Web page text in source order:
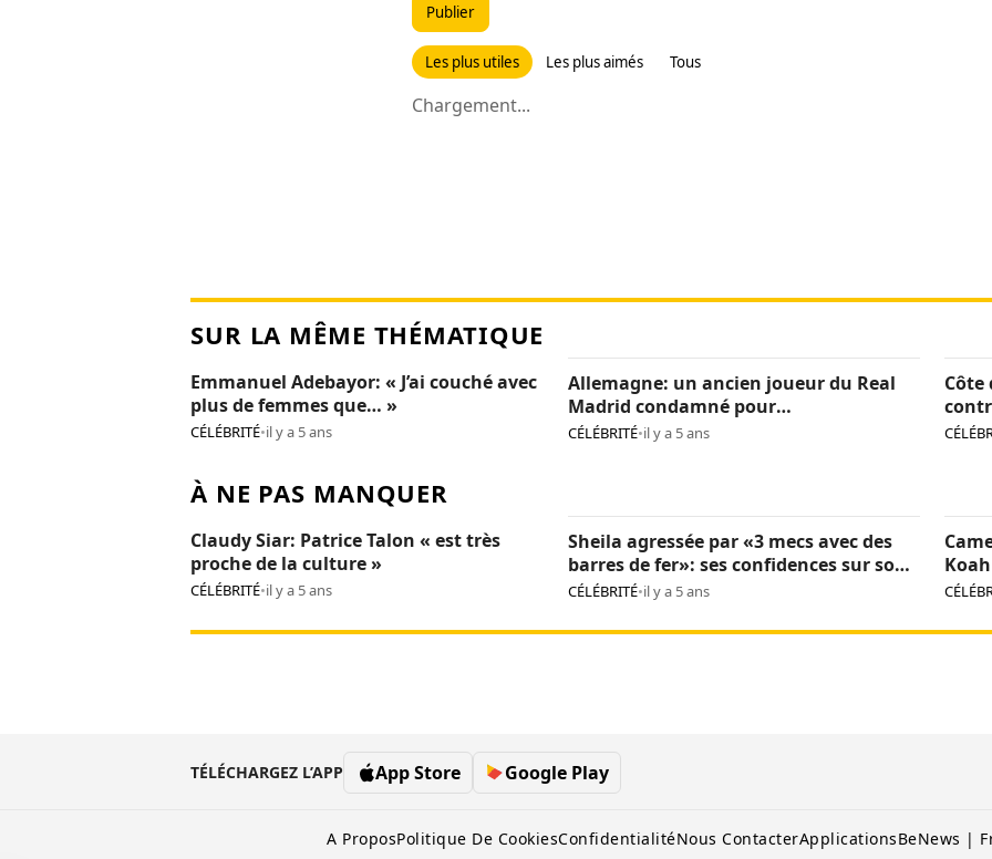
Publier
Les plus utiles Les plus aimés Tous
Chargement...
SUR LA MÊME THÉMATIQUE
Emmanuel Adebayor: « J’ai couché avec
plus de femmes que… »
CÉLÉBRITÉ•il y a 5 ans
Allemagne: un ancien joueur du Real
Madrid condamné pour
pédopornographie
CÉLÉBRITÉ•il y a 5 ans
Côte
À NE PAS MANQUER
Claudy Siar: Patrice Talon « est très
proche de la culture »
CÉLÉBRITÉ•il y a 5 ans
Sheila agressée par «3 mecs avec des
barres de fer»: ses confidences sur son
calvaire
CÉLÉBRITÉ•il y a 5 ans
TÉLÉCHARGEZ L’APP App Store Google Play
A ProposPolitique De CookiesConfidentialitéNous ContacterApplicationsBeNews |